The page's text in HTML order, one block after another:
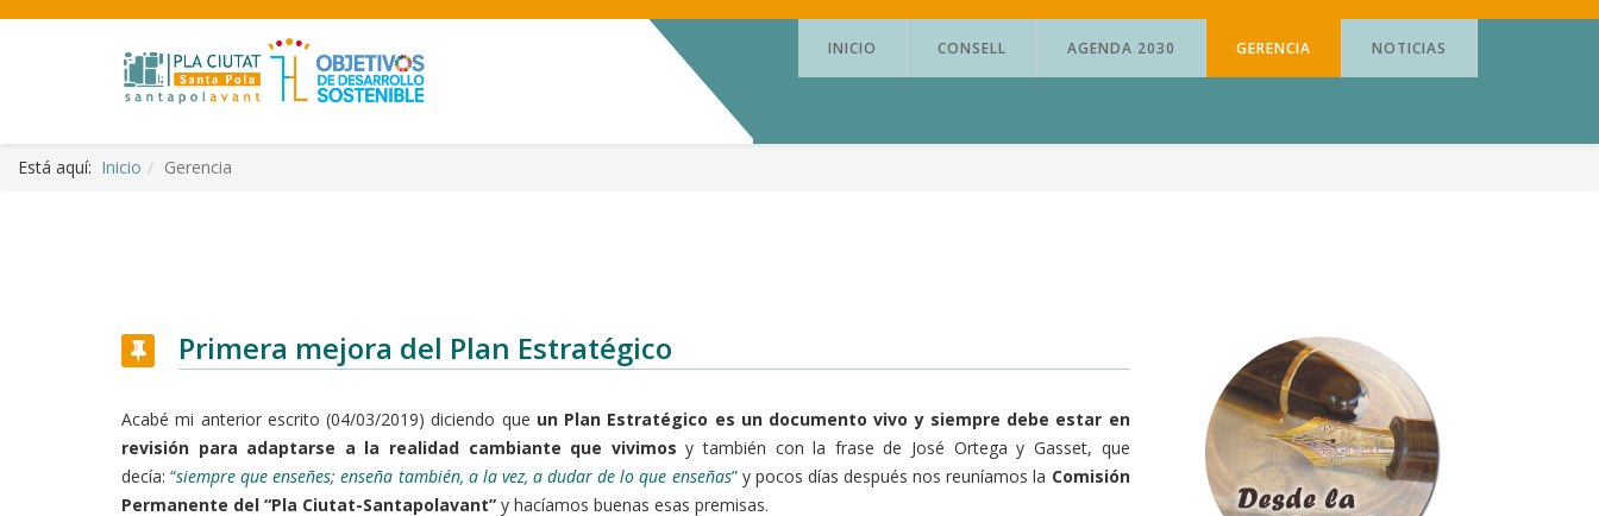
INICIO CONSELL AGENDA 2030 GERENCIA NOTICIAS
Está aquí: Inicio Gerencia
Primera mejora del Plan Estratégico
Acabé mi anterior escrito (04/03/2019) diciendo que un Plan Estratégico es un documento vivo y siempre debe estar en
revisión para adaptarse a la realidad cambiante que vivimos y también con la frase de José Ortega y Gasset, que
decía:“siempre que enseñes; enseña también, a la vez, a dudar de lo que enseñas”y pocos días después nos reuníamos la Comisión
Permanente del “Pla Ciutat-Santapolavant” y hacíamos buenas esas premisas.